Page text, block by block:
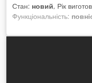
Стан: новий, Рік
Функціональність:
,
стисненого повітря:6,2